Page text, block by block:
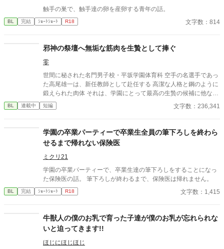
触手の巣で、触手達の卵を産卵する青年の話。
BL 完結 ｼｮｰﾄｼｮｰﾄ R18 文字数：814
邪神の祭壇へ無垢な筋肉を生贄として捧ぐ
零
世間に秘された名門男子校・平坂学園体育科 空手の名選手であっ
た高尾雄一は、新任教師として赴任する 高潔な人格と鋼のように
鍛えられた肉体 それは、学園にとって最高の生贄の候補に他なら
なかった 至高の筋肉を持つ、精神を削られ意志をなくした青年を
太古の神に捧げるため、“水”、“風”、“土”の信奉者達が暗躍する 意
校で繰り広げられるダークファンタジー
BL 連載中 短編 文字数：236,341
学園の卒業パーティーで卒業生全員の筆下ろしを終わら
せるまで帰れない保険医
ミクリ21
学園の卒業パーティーで、卒業生達の筆下ろしをすることになっ
た保険医の話。 筆下ろしが終わるまで、保険医は帰れません。
BL 完結 ｼｮｰﾄｼｮｰﾄ R18 文字数：1,415
牛獣人の僕のお乳で育った子達が僕のお乳が忘れられな
いと迫ってきます!!
ほじにほじほじ